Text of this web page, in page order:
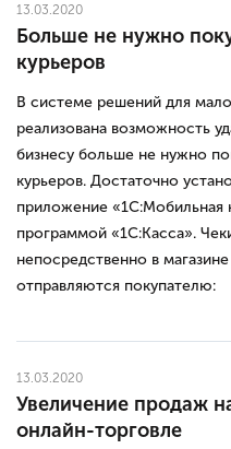
13.03.2020
Больше не нужно
курьеров
В системе решений для
реализована возможность
бизнесу больше не нужно
курьеров. Достаточно
приложение «1С:Мобильная
программой «1С:Касса».
непосредственно в
отправляются покупателю:
13.03.2020
Увеличение продаж
онлайн-торговле